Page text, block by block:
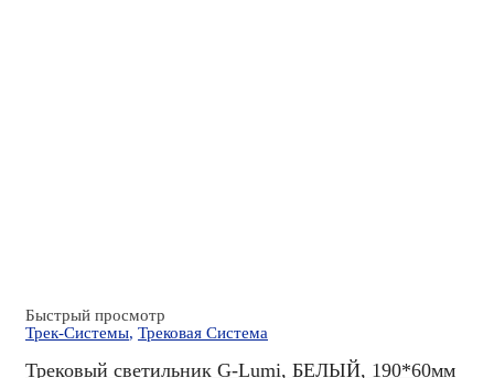
Быстрый просмотр
Трек-Системы, Трековая Система
Трековый светильник G-Lumi, БЕЛЫЙ, 190*60мм